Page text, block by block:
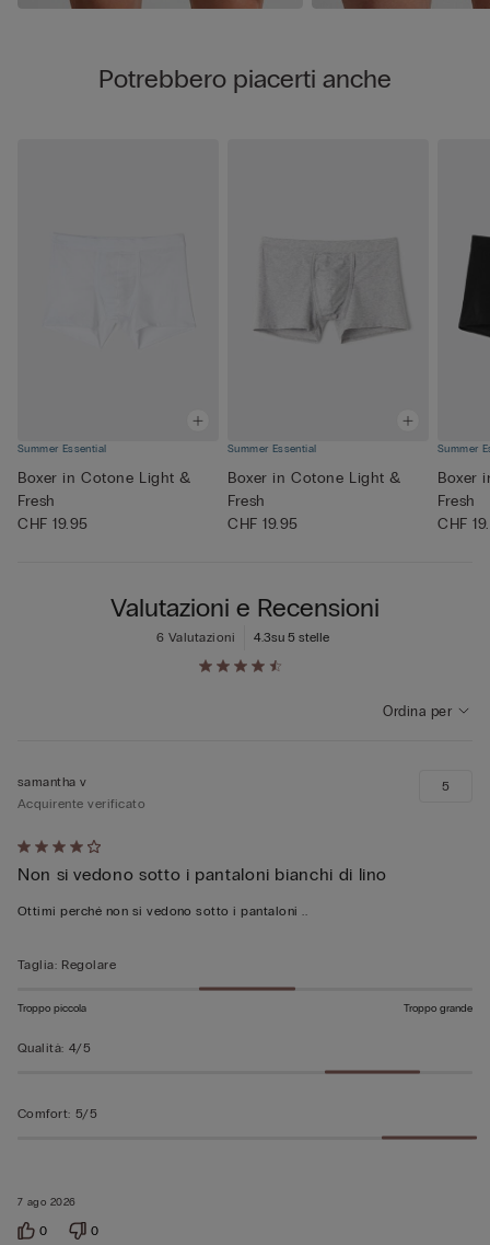
Potrebbero piacerti anche
Summer Essential
Boxer in Cotone Light &
Fresh
CHF 19.95
Summer Essential
Boxer in Cotone Light &
Fresh
CHF 19.95
Summer
Boxer
Fresh
CHF
Valutazioni e Recensioni
4.3su 5 stelle
6 Valutazioni
Ordina per
Valutato
4
su
7 ago 2026
samantha v
Acquirente verificato
Non si vedono sotto i pantaloni bianchi di lino
Ottimi perché non si vedono sotto i pantaloni ..
5
Taglia: Regolare
Troppo piccola Troppo grande
Qualità: 4/5
Comfort: 5/5
0 0